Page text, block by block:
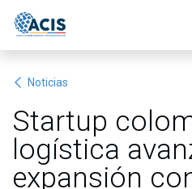
Noticias
Startup
logística
expansión